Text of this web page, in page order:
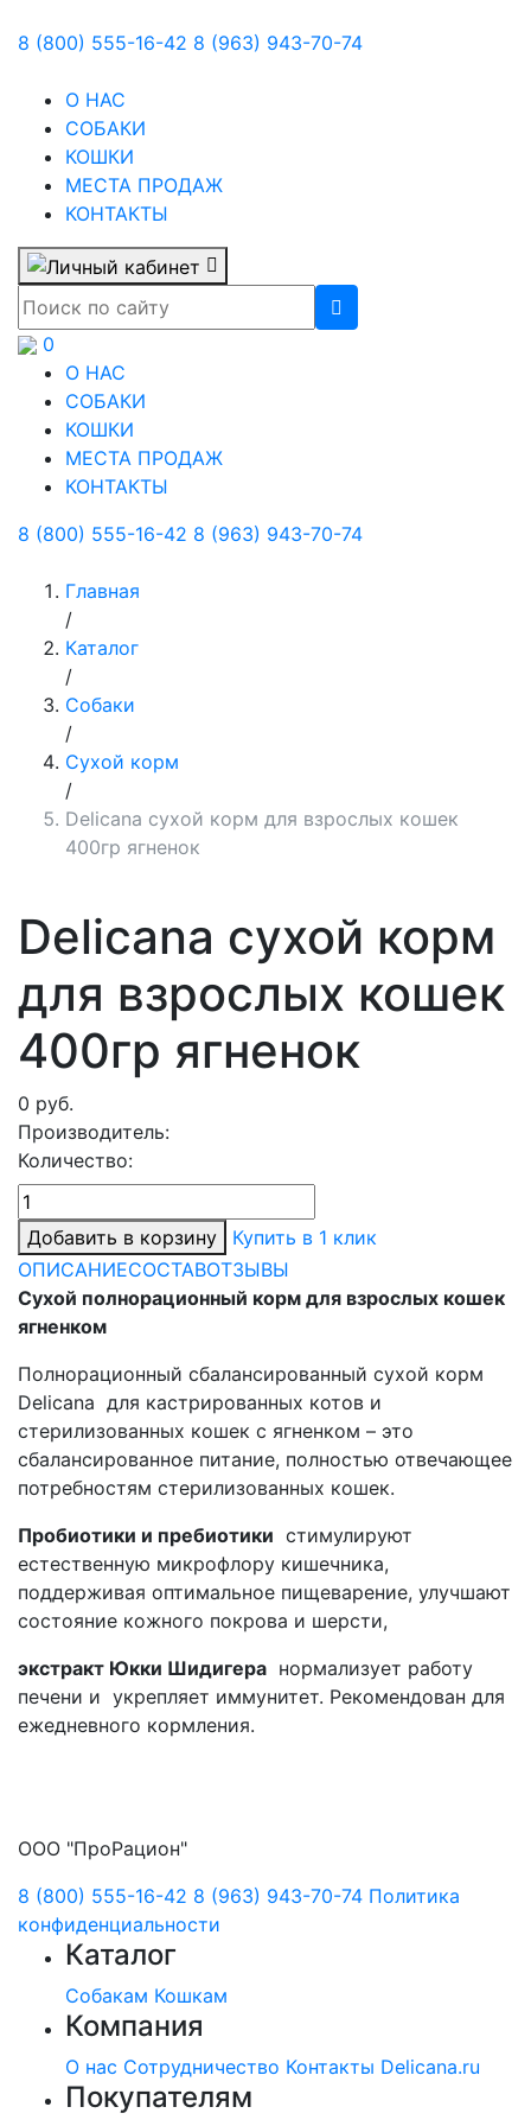
8 (800) 555-16-42 8 (963) 943-70-74
О НАС
СОБАКИ
КОШКИ
МЕСТА ПРОДАЖ
КОНТАКТЫ
0
О НАС
СОБАКИ
КОШКИ
МЕСТА ПРОДАЖ
КОНТАКТЫ
8 (800) 555-16-42 8 (963) 943-70-74
Главная
/
Каталог
/
Собаки
/
Сухой корм
/
Delicana сухой корм для взрослых кошек
400гр ягненок
Delicana сухой корм
для взрослых кошек
400гр ягненок
0 руб.
Производитель:
Количество:
Добавить в корзину
Купить в 1 клик
ОПИСАНИЕСОСТАВОТЗЫВЫ
Сухой полнорационный корм для взрослых кошек
ягненком
Полнорационный сбалансированный сухой корм
Delicana для кастрированных котов и
стерилизованных кошек с ягненком – это
сбалансированное питание, полностью отвечающее
потребностям стерилизованных кошек.
Пробиотики и пребиотики стимулируют
естественную микрофлору кишечника,
поддерживая оптимальное пищеварение, улучшают
состояние кожного покрова и шерсти,
экстракт Юкки Шидигера нормализует работу
печени и укрепляет иммунитет. Рекомендован для
ежедневного кормления.
ООО "ПроРацион"
8 (800) 555-16-42 8 (963) 943-70-74 Политика
конфиденциальности
Каталог
Собакам Кошкам
Компания
О нас Сотрудничество Контакты Delicana.ru
Покупателям